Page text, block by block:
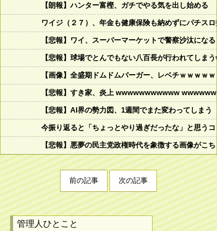
【朗報】ハンター富樫、ガチでやる気を出し始める
ワイジ（２７）、年金も健康保険も納めずにパチス
【悲報】ワイ、スーパーマーケットで警察沙汰にな
【悲報】球場でとんでもない八百長が行われてし
【画像】全盛期ドムドムバーガー、レベチｗｗｗｗ
【悲報】すき家、炎上 wwwwwwwwwww
【悲報】AI界の勢力図、1週間でまた変わってしまう
今振り返ると「ちょっとやり過ぎだったな」と思う
【悲報】悪夢の民主党政権時代を象徴する画像がこ
前の記事 次の記事
管理人ひとこと